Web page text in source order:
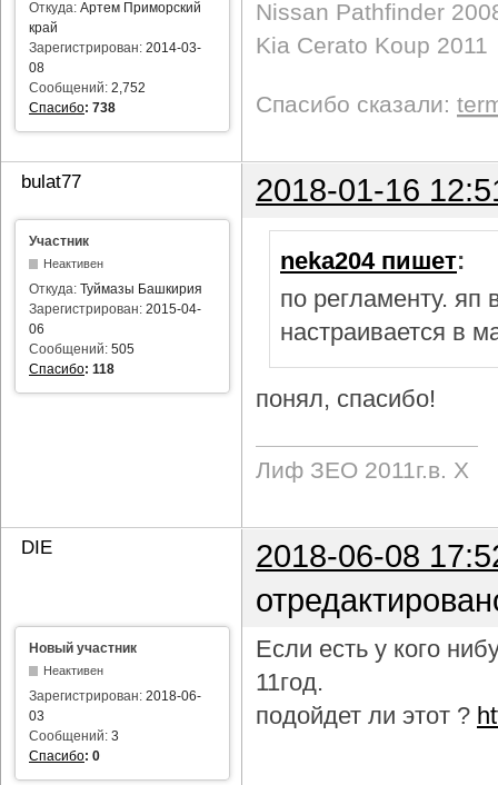
Откуда: Артем Приморский
край
Зарегистрирован: 2014-03-
08
Сообщений: 2,752
Спасибо: 738
Nissan Pathfinder
Kia Cerato Koup 2011
Спасибо сказали:
bulat77 2018-01-16
Участник
Неактивен
Откуда: Туймазы Башкирия
Зарегистрирован: 2015-04-
06
Сообщений: 505
Спасибо: 118
neka204 пишет:
по регламенту.
настраивается в
понял, спасибо!
Лиф ЗЕО 2011г.в. Х
DIE
2018-06-08
Новый участник
Неактивен
Зарегистрирован: 2018-06-
03
Сообщений: 3
Спасибо: 0
Если есть у кого
11год.
подойдет ли этот ?